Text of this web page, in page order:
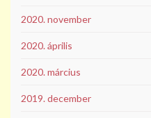
2020. november
2020. április
2020. március
2019. december